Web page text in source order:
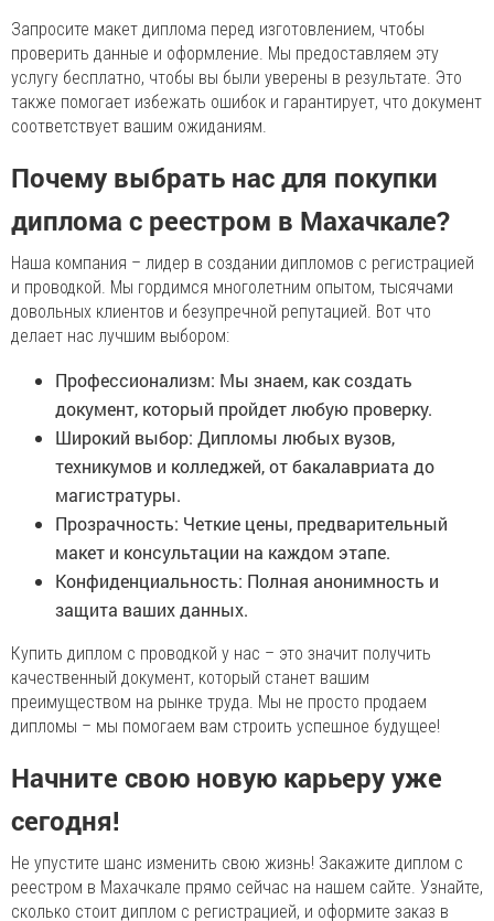
Запросите макет диплома перед изготовлением, чтобы
проверить данные и оформление. Мы предоставляем эту
услугу бесплатно, чтобы вы были уверены в результате. Это
также помогает избежать ошибок и гарантирует, что документ
соответствует вашим ожиданиям.
Почему выбрать нас для покупки
диплома с реестром в Махачкале?
Наша компания – лидер в создании дипломов с регистрацией
и проводкой. Мы гордимся многолетним опытом, тысячами
довольных клиентов и безупречной репутацией. Вот что
делает нас лучшим выбором:
Профессионализм: Мы знаем, как создать
документ, который пройдет любую проверку.
Широкий выбор: Дипломы любых вузов,
техникумов и колледжей, от бакалавриата до
магистратуры.
Прозрачность: Четкие цены, предварительный
макет и консультации на каждом этапе.
Конфиденциальность: Полная анонимность и
защита ваших данных.
Купить диплом с проводкой у нас – это значит получить
качественный документ, который станет вашим
преимуществом на рынке труда. Мы не просто продаем
дипломы – мы помогаем вам строить успешное будущее!
Начните свою новую карьеру уже
сегодня!
Не упустите шанс изменить свою жизнь! Закажите диплом с
реестром в Махачкале прямо сейчас на нашем сайте. Узнайте,
сколько стоит диплом с регистрацией, и оформите заказ в